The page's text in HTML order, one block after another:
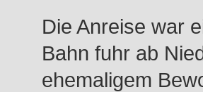
Die Anreise war
Bahn fuhr ab
ehemaligem